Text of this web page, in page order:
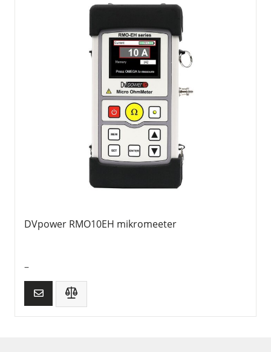
DVpower RMO10EH mikromeeter
–